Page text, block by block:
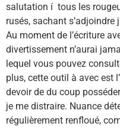
salutation í tous les
rusés, sachant s’adjoindre
Au moment de l’écriture
divertissement n’aurai
lequel vous pouvez
plus, cette outil à avec est
devoir de du coup
je me distraire. Nuance
régulièrement renfloué,